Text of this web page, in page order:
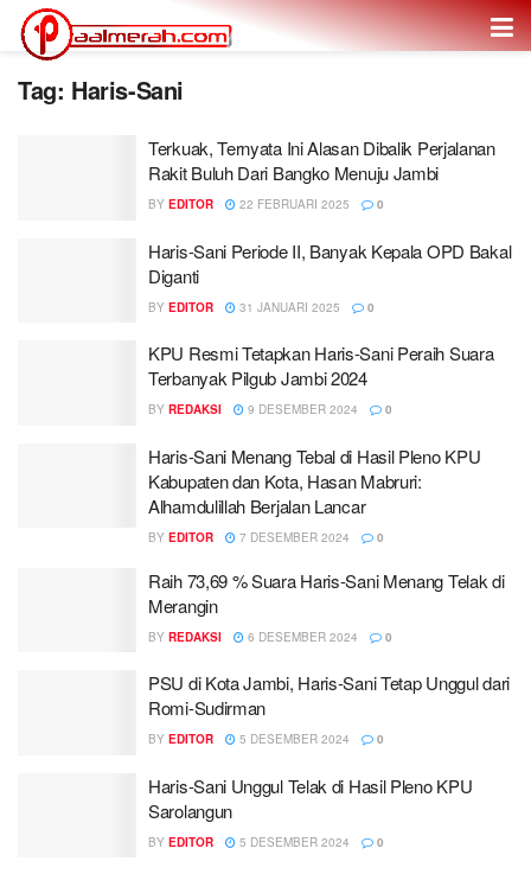
Tag: Haris-Sani
Terkuak, Ternyata Ini Alasan Dibalik Perjalanan
Rakit Buluh Dari Bangko Menuju Jambi
BY EDITOR 22 FEBRUARI 2025 0
Haris-Sani Periode II, Banyak Kepala OPD Bakal
Diganti
BY EDITOR 31 JANUARI 2025 0
KPU Resmi Tetapkan Haris-Sani Peraih Suara
Terbanyak Pilgub Jambi 2024
BY REDAKSI 9 DESEMBER 2024 0
Haris-Sani Menang Tebal di Hasil Pleno KPU
Kabupaten dan Kota, Hasan Mabruri:
Alhamdulillah Berjalan Lancar
BY EDITOR 7 DESEMBER 2024 0
Raih 73,69 % Suara Haris-Sani Menang Telak di
Merangin
BY REDAKSI 6 DESEMBER 2024 0
PSU di Kota Jambi, Haris-Sani Tetap Unggul dari
Romi-Sudirman
BY EDITOR 5 DESEMBER 2024 0
Haris-Sani Unggul Telak di Hasil Pleno KPU
Sarolangun
BY EDITOR 5 DESEMBER 2024 0